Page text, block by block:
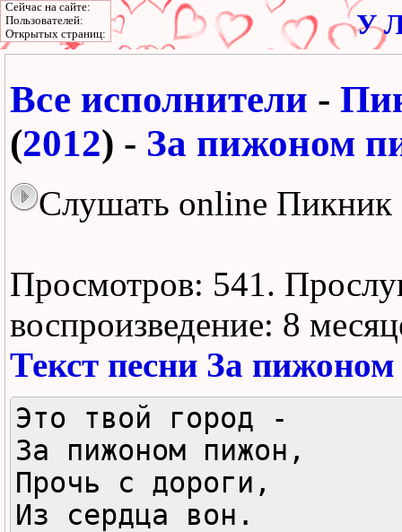
У
Все исполнители -
(2012) - За пижоном
Слушать online
Просмотров: 541.
воспроизведение: 8
Текст песни За
Это твой город -
За пижоном пижон,
Прочь с дороги,
Из сердца вон.
Сейчас на сайте:
Пользователей:
Открытых страниц: